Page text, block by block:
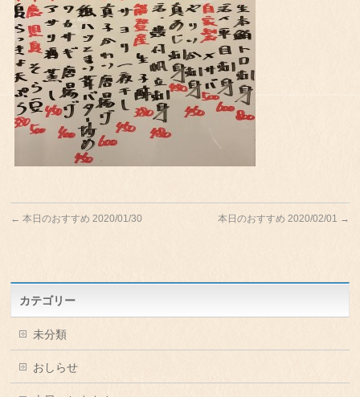
← 本日のおすすめ 2020/01/30 本日のおすすめ 2020/02/01 →
カテゴリー
未分類
おしらせ